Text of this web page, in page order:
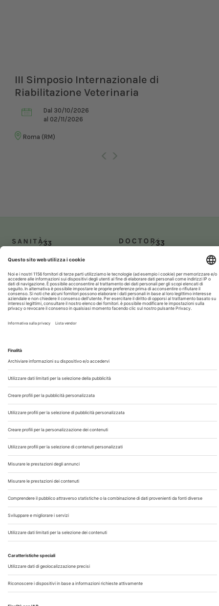
III Simposio Internazionale di
Riabilitazione Veterinaria
Dal 30/10/2026
al 02/11/2026
Roma (RM)
Chi Siamo
Contatti
Note Legali
Privacy
©2026 Edra S.p.a | www.edraspa.it | P.iva 08056040960
| Tel. 02/881841 | Sede legale: Viale Enrico Forlanini 21 -
20134 Milano (Italy)